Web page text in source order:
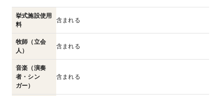
挙式施設使用
料
含まれる
牧師（立会
人）
含まれる
音楽（演奏
者・シン
ガー）
含まれる